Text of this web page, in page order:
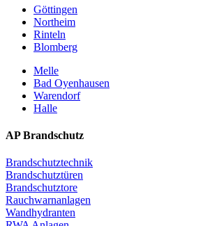
Göttingen
Northeim
Rinteln
Blomberg
Melle
Bad Oyenhausen
Warendorf
Halle
AP Brandschutz
Brandschutztechnik
Brandschutztüren
Brandschutztore
Rauchwarnanlagen
Wandhydranten